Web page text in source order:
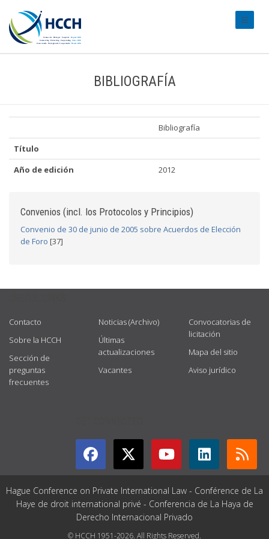
BIBLIOGRAFÍA
Bibliografía
Título
Año de edición
2012
Convenios (incl. los Protocolos y Principios)
Convenio de 30 de junio de 2005 sobre Acuerdos de Elección
de Foro [37]
Contacto
Sobre la HCCH
Sección de
preguntas
frecuentes
Noticias (Archivo)
Últimas
actualizaciones
Vacantes
Convocatorias de
licitación
Mapa del sitio
Aviso jurídico
Hague Conference on Private International Law - Conférence de La
Haye de droit international privé - Conferencia de La Haya de
Derecho Internacional Privado
© HCCH 1951-2026. All Rights Reserved.